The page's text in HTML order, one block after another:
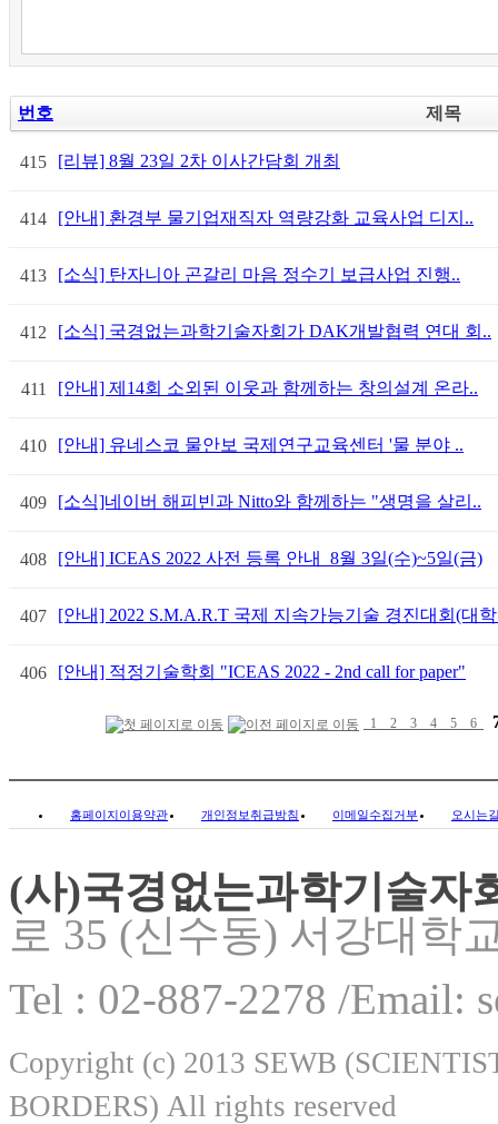
번호 제목
415 [리뷰] 8월 23일 2차 이사간담회 개최
414 [안내] 환경부 물기업재직자 역량강화 교육사업 디지..
413 [소식] 탄자니아 곤갈리 마음 정수기 보급사업 진행..
412 [소식] 국경없는과학기술자회가 DAK개발협력 연대 회..
411 [안내] 제14회 소외된 이웃과 함께하는 창의설계 온라..
410 [안내] 유네스코 물안보 국제연구교육센터 '물 분야 ..
409 [소식]네이버 해피빈과 Nitto와 함께하는 "생명을 살리..
408 [안내] ICEAS 2022 사전 등록 안내_8월 3일(수)~5일(금)
407 [안내] 2022 S.M.A.R.T 국제 지속가능기술 경진대회(대
406 [안내] 적정기술학회 "ICEAS 2022 - 2nd call for paper"
1 2 3 4 5 6
홈페이지이용약관 개인정보취급방침 이메일수집거부 오시는
(사)국경없는과학기술자
로 35 (신수동) 서강대학
Tel : 02-887-2278 /Email:
Copyright (c) 2013 SEWB
BORDERS) All rights reserved